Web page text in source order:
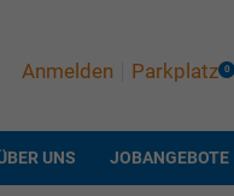
Anmelden Parkplatz 0
UNS JOBANGEBOTE